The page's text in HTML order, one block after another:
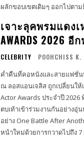
ผลักขอบเขตเดิมๆ ออกไปตาม
เจาะลุคพรมแดง
AWARDS 2026
CELEBRITY POOHCHISS K.
ค่ำคืนที่คอหนังและสายแฟชั่น
ณ ลอสแอนเจลิส ถูกเปลี่ยนให้
Actor Awards ประจำปี
ตบเท้าเข้าร่วมงานกันอย่างอุ่นหนาฝาคั่ง ไฮไลต์สำคัญของปีนี้ต้องยกใ
อย่าง One Battle After
หน้าใหม่ด้วยการกวาดไปถึง